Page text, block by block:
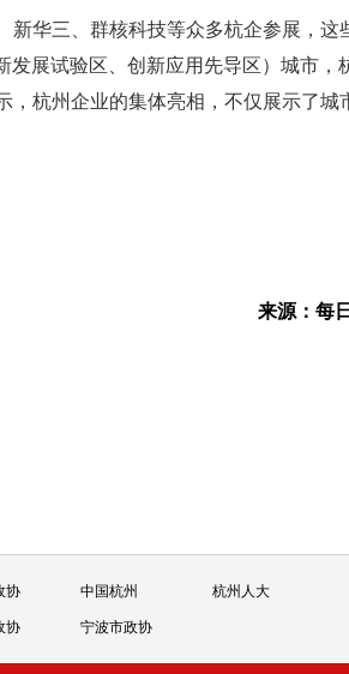
新华三、群核科技等众多杭企参展，这
发展试验区、创新应用先导区）城市
，杭州企业的集体亮相，不仅展示了
来源：每
协 中国杭州 杭州人大
协 宁波市政协